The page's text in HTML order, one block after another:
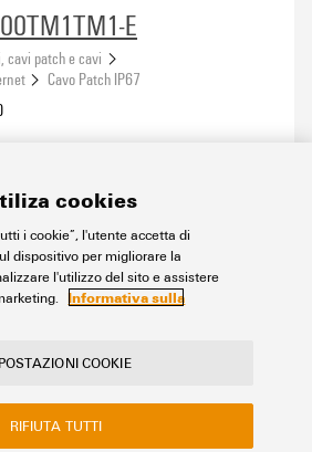
E
cavi patch e cavi
Cavo Patch IP67
Aggiungi alla richiesta
eShop
Impressum
aziendale Weidmuller
cookies
i cookie”, l'utente accetta di
dispositivo per migliorare la
l'utilizzo del sito e assistere
Informativa sulla
COOKIE
RIFIUTA TUTTI